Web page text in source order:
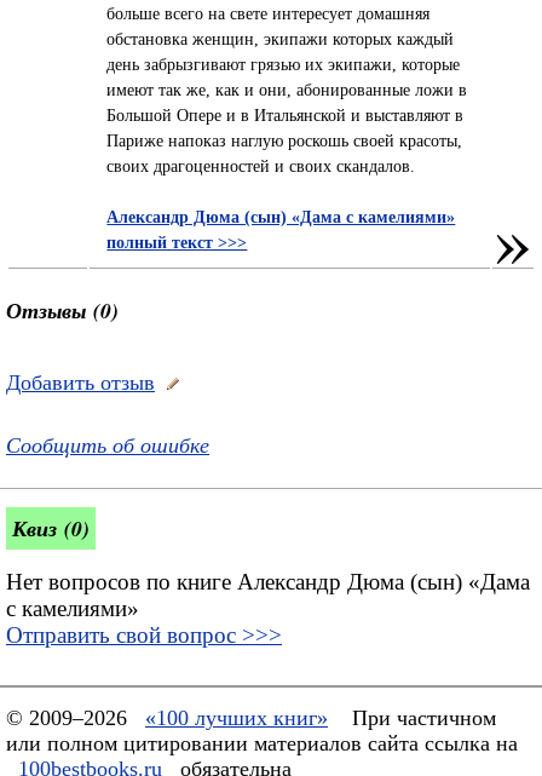
больше всего на свете интересует домашняя
обстановка женщин, экипажи которых каждый
день забрызгивают грязью их экипажи, которые
имеют так же, как и они, абонированные ложи в
Большой Опере и в Итальянской и выставляют в
Париже напоказ наглую роскошь своей красоты,
своих драгоценностей и своих скандалов.
Александр Дюма (сын) «Дама с камелиями»
полный текст >>>
»
Отзывы (0)
Добавить отзыв
Сообщить об ошибке
Квиз (0)
Нет вопросов по книге Александр Дюма (сын) «Дама
с камелиями»
Отправить свой вопрос >>>
© 2009–2026 «100 лучших книг»
При частичном
или полном цитировании материалов сайта ссылка на
100bestbooks.ru
обязательна